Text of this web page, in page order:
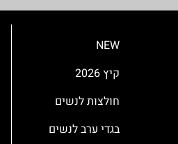
NEW
קיץ 2026
חולצות לנשים
בגדי ערב לנשים